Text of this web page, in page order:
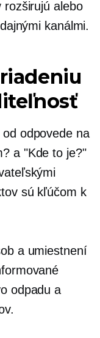
rozširujú alebo
kanálmi.
odpovede na
a "Kde to je?"
sú kľúčom k
a umiestnení
odpadu a